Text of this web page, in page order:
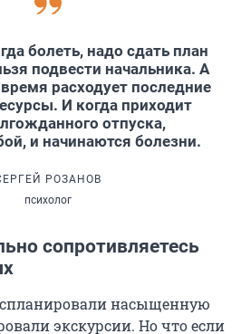
болеть, надо сдать план
подвести начальника. А
расходует последние
И когда приходит
отпуска,
и начинаются болезни.
РОЗАНОВ
психолог
сопротивляетесь
насыщенную
экскурсии. Но что если